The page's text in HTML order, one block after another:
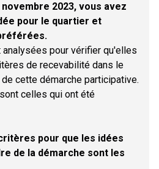
2023, vous avez
pour le quartier et
pour vérifier qu'elles
de recevabilité dans le
externe)
de cette démarche participative.
celles qui ont été
pour que les idées
de la démarche sont les